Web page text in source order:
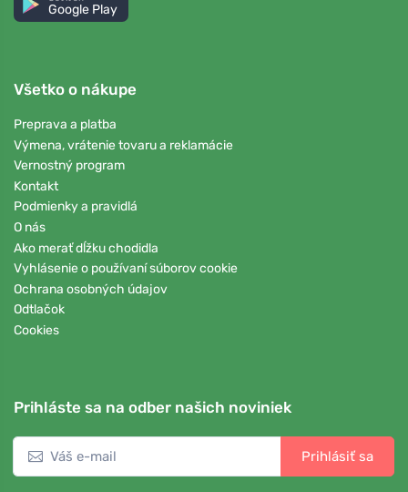
Google Play
Všetko o nákupe
Preprava a platba
Výmena, vrátenie tovaru a reklamácie
Vernostný program
Kontakt
Podmienky a pravidlá
O nás
Ako merať dĺžku chodidla
Vyhlásenie o používaní súborov cookie
Ochrana osobných údajov
Odtlačok
Cookies
Prihláste sa na odber našich noviniek
Prihlásiť sa